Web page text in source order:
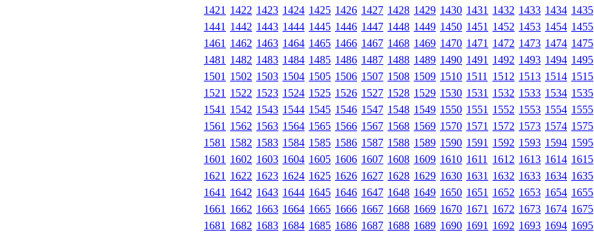
1421 1422 1423 1424 1425 1426 1427 1428 1429 1430 1431 1432 1433 1434 1435
1441 1442 1443 1444 1445 1446 1447 1448 1449 1450 1451 1452 1453 1454 1455
1461 1462 1463 1464 1465 1466 1467 1468 1469 1470 1471 1472 1473 1474 1475
1481 1482 1483 1484 1485 1486 1487 1488 1489 1490 1491 1492 1493 1494 1495
1501 1502 1503 1504 1505 1506 1507 1508 1509 1510 1511 1512 1513 1514 1515
1521 1522 1523 1524 1525 1526 1527 1528 1529 1530 1531 1532 1533 1534 1535
1541 1542 1543 1544 1545 1546 1547 1548 1549 1550 1551 1552 1553 1554 1555
1561 1562 1563 1564 1565 1566 1567 1568 1569 1570 1571 1572 1573 1574 1575
1581 1582 1583 1584 1585 1586 1587 1588 1589 1590 1591 1592 1593 1594 1595
1601 1602 1603 1604 1605 1606 1607 1608 1609 1610 1611 1612 1613 1614 1615
1621 1622 1623 1624 1625 1626 1627 1628 1629 1630 1631 1632 1633 1634 1635
1641 1642 1643 1644 1645 1646 1647 1648 1649 1650 1651 1652 1653 1654 1655
1661 1662 1663 1664 1665 1666 1667 1668 1669 1670 1671 1672 1673 1674 1675
1681 1682 1683 1684 1685 1686 1687 1688 1689 1690 1691 1692 1693 1694 1695